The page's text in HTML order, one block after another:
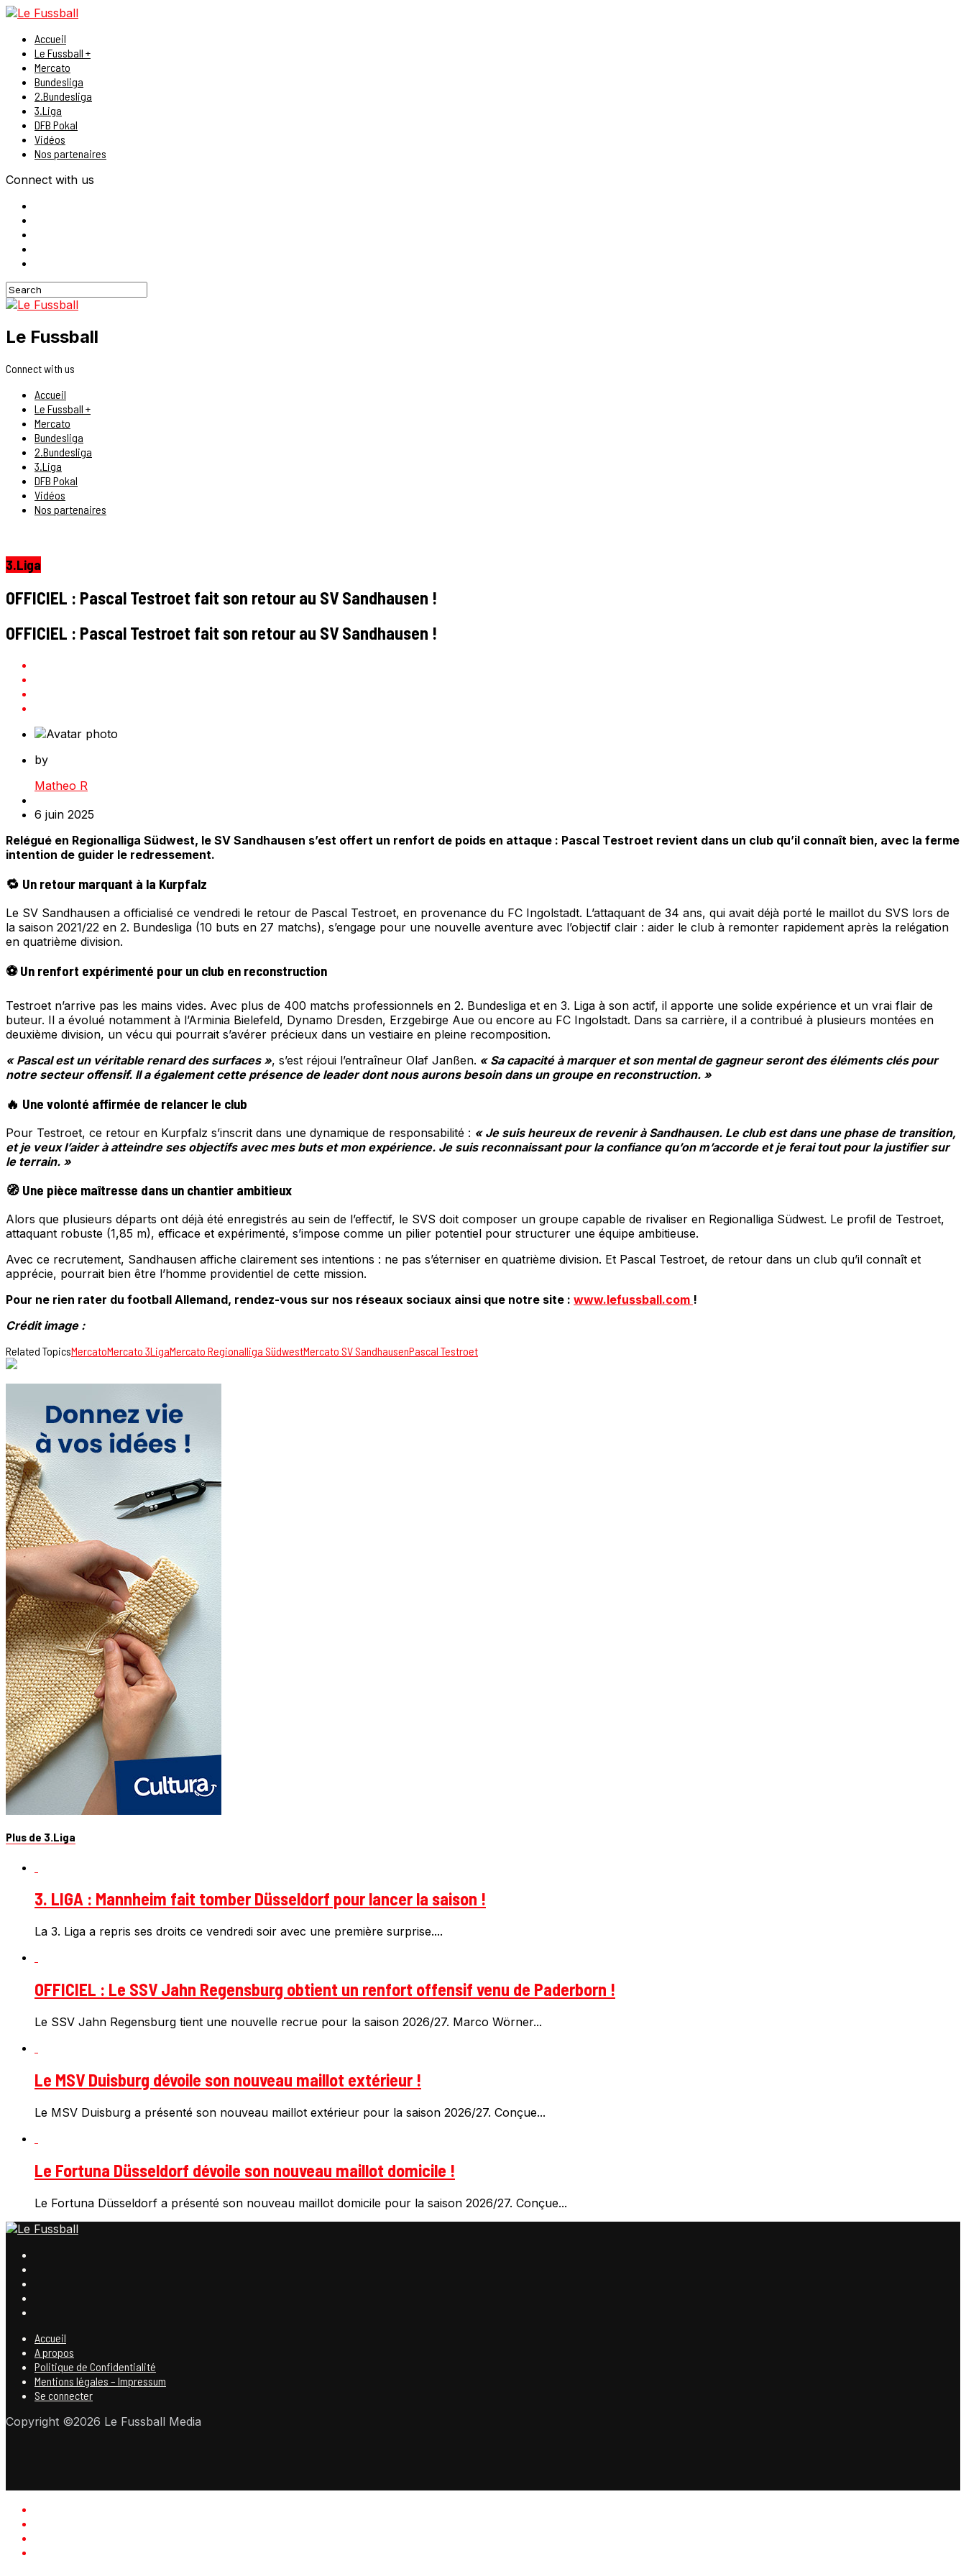
Accueil
Le Fussball +
Mercato
Bundesliga
2.Bundesliga
3.Liga
DFB Pokal
Vidéos
Nos partenaires
Connect with us
Le Fussball
Connect with us
Accueil
Le Fussball +
Mercato
Bundesliga
2.Bundesliga
3.Liga
DFB Pokal
Vidéos
Nos partenaires
3.Liga
OFFICIEL : Pascal Testroet fait son retour au SV Sandhausen !
OFFICIEL : Pascal Testroet fait son retour au SV Sandhausen !
by
Matheo R
6 juin 2025
Relégué en Regionalliga Südwest, le SV Sandhausen s’est offert un renfort de poids en attaque : Pascal Testroet revient dans un club qu’il connaît bien, avec la ferme
intention de guider le redressement.
🔁 Un retour marquant à la Kurpfalz
Le SV Sandhausen a officialisé ce vendredi le retour de Pascal Testroet, en provenance du FC Ingolstadt. L’attaquant de 34 ans, qui avait déjà porté le maillot du SVS lors de
la saison 2021/22 en 2. Bundesliga (10 buts en 27 matchs), s’engage pour une nouvelle aventure avec l’objectif clair : aider le club à remonter rapidement après la relégation
en quatrième division.
⚽ Un renfort expérimenté pour un club en reconstruction
Testroet n’arrive pas les mains vides. Avec plus de 400 matchs professionnels en 2. Bundesliga et en 3. Liga à son actif, il apporte une solide expérience et un vrai flair de
buteur. Il a évolué notamment à l’Arminia Bielefeld, Dynamo Dresden, Erzgebirge Aue ou encore au FC Ingolstadt. Dans sa carrière, il a contribué à plusieurs montées en
deuxième division, un vécu qui pourrait s’avérer précieux dans un vestiaire en pleine recomposition.
« Pascal est un véritable renard des surfaces », s’est réjoui l’entraîneur Olaf Janßen. « Sa capacité à marquer et son mental de gagneur seront des éléments clés pour
notre secteur offensif. Il a également cette présence de leader dont nous aurons besoin dans un groupe en reconstruction. »
🔥 Une volonté affirmée de relancer le club
Pour Testroet, ce retour en Kurpfalz s’inscrit dans une dynamique de responsabilité : « Je suis heureux de revenir à Sandhausen. Le club est dans une phase de transition,
et je veux l’aider à atteindre ses objectifs avec mes buts et mon expérience. Je suis reconnaissant pour la confiance qu’on m’accorde et je ferai tout pour la justifier sur
le terrain. »
🧭 Une pièce maîtresse dans un chantier ambitieux
Alors que plusieurs départs ont déjà été enregistrés au sein de l’effectif, le SVS doit composer un groupe capable de rivaliser en Regionalliga Südwest. Le profil de Testroet,
attaquant robuste (1,85 m), efficace et expérimenté, s’impose comme un pilier potentiel pour structurer une équipe ambitieuse.
Avec ce recrutement, Sandhausen affiche clairement ses intentions : ne pas s’éterniser en quatrième division. Et Pascal Testroet, de retour dans un club qu’il connaît et
apprécie, pourrait bien être l’homme providentiel de cette mission.
Pour ne rien rater du football Allemand, rendez-vous sur nos réseaux sociaux ainsi que notre site : www.lefussball.com !
Crédit image :
Related TopicsMercatoMercato 3LigaMercato Regionalliga SüdwestMercato SV SandhausenPascal Testroet
Plus de 3.Liga
3. LIGA : Mannheim fait tomber Düsseldorf pour lancer la saison !
La 3. Liga a repris ses droits ce vendredi soir avec une première surprise....
OFFICIEL : Le SSV Jahn Regensburg obtient un renfort offensif venu de Paderborn !
Le SSV Jahn Regensburg tient une nouvelle recrue pour la saison 2026/27. Marco Wörner...
Le MSV Duisburg dévoile son nouveau maillot extérieur !
Le MSV Duisburg a présenté son nouveau maillot extérieur pour la saison 2026/27. Conçue...
Le Fortuna Düsseldorf dévoile son nouveau maillot domicile !
Le Fortuna Düsseldorf a présenté son nouveau maillot domicile pour la saison 2026/27. Conçue...
Accueil
A propos
Politique de Confidentialité
Mentions légales – Impressum
Se connecter
Copyright ©2026 Le Fussball Media